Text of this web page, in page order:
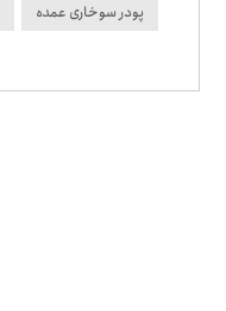
پودر سوخاری عمده